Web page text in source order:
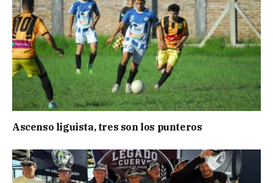
Ascenso liguista, tres son los punteros